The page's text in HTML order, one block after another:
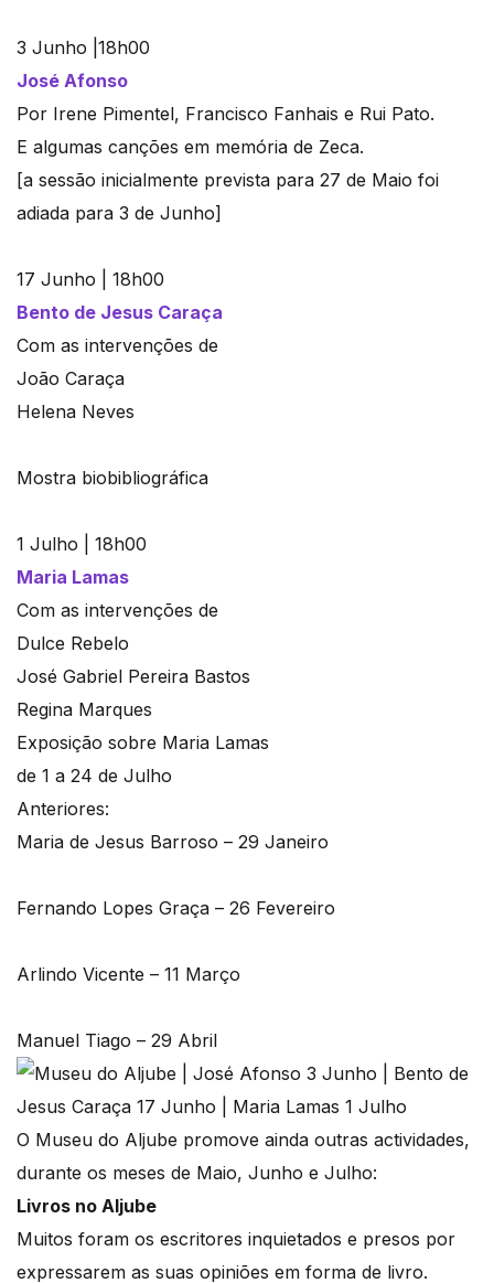
3 Junho |18h00
José Afonso
Por Irene Pimentel, Francisco Fanhais e Rui Pato.
E algumas canções em memória de Zeca.
[a sessão inicialmente prevista para 27 de Maio foi
adiada para 3 de Junho]
17 Junho | 18h00
Bento de Jesus Caraça
Com as intervenções de
João Caraça
Helena Neves
Mostra biobibliográfica
1 Julho | 18h00
Maria Lamas
Com as intervenções de
Dulce Rebelo
José Gabriel Pereira Bastos
Regina Marques
Exposição sobre Maria Lamas
de 1 a 24 de Julho
Anteriores:
Maria de Jesus Barroso – 29 Janeiro
Fernando Lopes Graça – 26 Fevereiro
Arlindo Vicente – 11 Março
Manuel Tiago – 29 Abril
O Museu do Aljube promove ainda outras actividades,
durante os meses de Maio, Junho e Julho:
Livros no Aljube
Muitos foram os escritores inquietados e presos por
expressarem as suas opiniões em forma de livro.